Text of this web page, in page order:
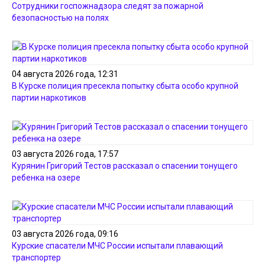
Сотрудники госпожнадзора следят за пожарной
безопасностью на полях
04 августа 2026 года, 12:31
В Курске полиция пресекла попытку сбыта особо крупной
партии наркотиков
03 августа 2026 года, 17:57
Курянин Григорий Тестов рассказал о спасении тонущего
ребенка на озере
03 августа 2026 года, 09:16
Курские спасатели МЧС России испытали плавающий
транспортер